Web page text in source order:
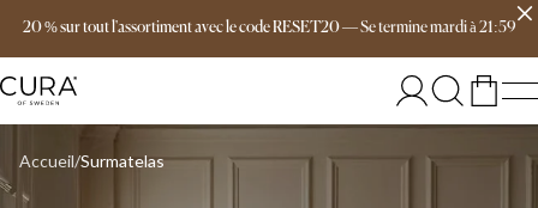
20 % sur tout l'assortiment avec le code RESET20—Se terminemardià21:59
Livraison gratuite dès 149 €
Accueil Surmatelas
90x200
120x200
90x200
200x200